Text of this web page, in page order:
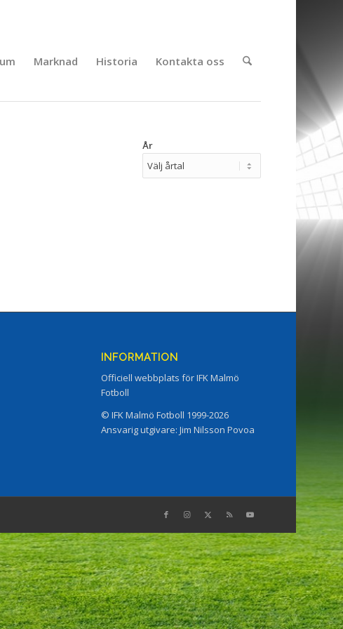
Marknad Historia Kontakta oss
År
INFORMATION
Officiell webbplats för IFK Malmö
Fotboll
© IFK Malmö Fotboll 1999-2026
Ansvarig utgivare: Jim Nilsson Povoa